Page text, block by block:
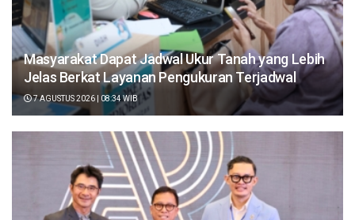
Masyarakat Dapat Jadwal Ukur Tanah yang Lebih
Jelas Berkat Layanan Pengukuran Terjadwal
7 AGUSTUS 2026 | 08:34 WIB